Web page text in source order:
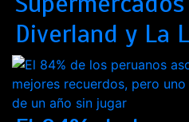
Diverland y La